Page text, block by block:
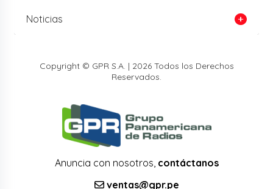
Noticias
Copyright © GPR S.A. | 2026 Todos los Derechos
Reservados.
Anuncia con nosotros, contáctanos
ventas@gpr.pe